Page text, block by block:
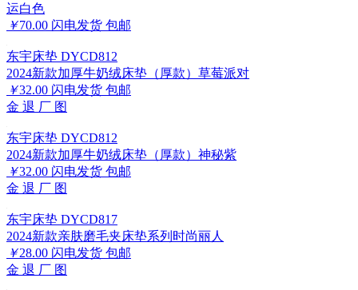
运白色
￥70.00 闪电发货 包邮
东宇床垫 DYCD812
2024新款加厚牛奶绒床垫（厚款）草莓派对
￥32.00 闪电发货 包邮
金 退 厂 图
东宇床垫 DYCD812
2024新款加厚牛奶绒床垫（厚款）神秘紫
￥32.00 闪电发货 包邮
金 退 厂 图
东宇床垫 DYCD817
2024新款亲肤磨毛夹床垫系列时尚丽人
￥28.00 闪电发货 包邮
金 退 厂 图